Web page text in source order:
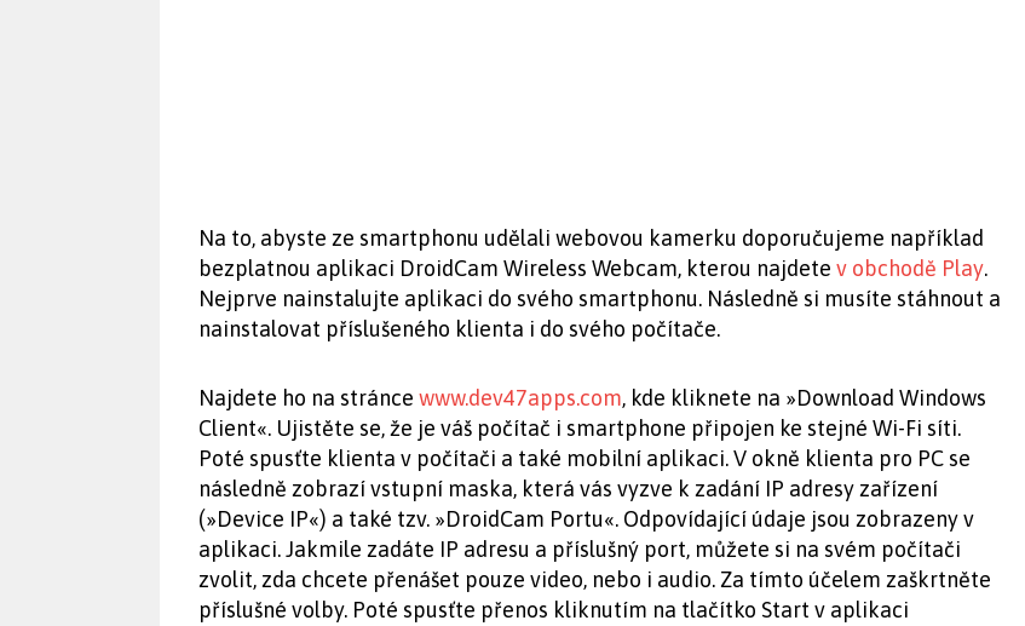
Na to, abyste ze smartphonu udělali webovou kamerku doporučujeme například
bezplatnou aplikaci DroidCam Wireless Webcam, kterou najdete v obchodě Play.
Nejprve nainstalujte aplikaci do svého smartphonu. Následně si musíte stáhnout a
nainstalovat příslušeného klienta i do svého počítače.
Najdete ho na stránce www.dev47apps.com, kde kliknete na »Download Windows
Client«. Ujistěte se, že je váš počítač i smartphone připojen ke stejné Wi-Fi síti.
Poté spusťte klienta v počítači a také mobilní aplikaci. V okně klienta pro PC se
následně zobrazí vstupní maska, která vás vyzve k zadání IP adresy zařízení
(»Device IP«) a také tzv. »DroidCam Portu«. Odpovídající údaje jsou zobrazeny v
aplikaci. Jakmile zadáte IP adresu a příslušný port, můžete si na svém počítači
zvolit, zda chcete přenášet pouze video, nebo i audio. Za tímto účelem zaškrtněte
příslušné volby. Poté spusťte přenos kliknutím na tlačítko Start v aplikaci